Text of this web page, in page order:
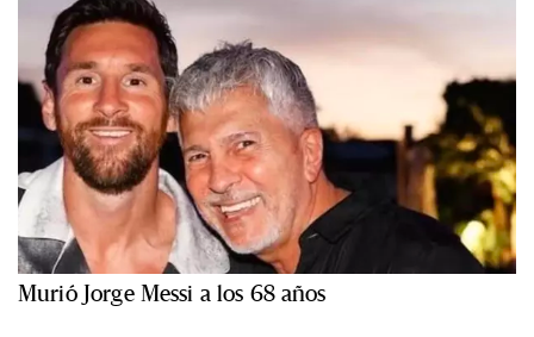
Murió Jorge Messi a los 68 años